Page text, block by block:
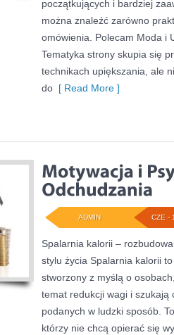
początkujących i bardziej
można znaleźć zarówno
omówienia. Polecam Moda i
Tematyka strony skupia się
technikach upiększania, ale
do [ Read More ]
CZE -
ADMIN
Spalarnia kalorii –
stylu życia Spalarnia kalorii
stworzony z myślą o
temat redukcji wagi i szukają
podanych w ludzki sposób.
którzy nie chcą opierać się